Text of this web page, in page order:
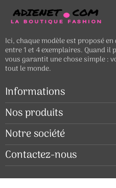
Ici, chaque modèle est proposé
entre 1 et 4 exemplaires. Quand il
vous garantit une chose simple :
tout le monde.
Informations
Nos produits
Notre société
Contactez-nous